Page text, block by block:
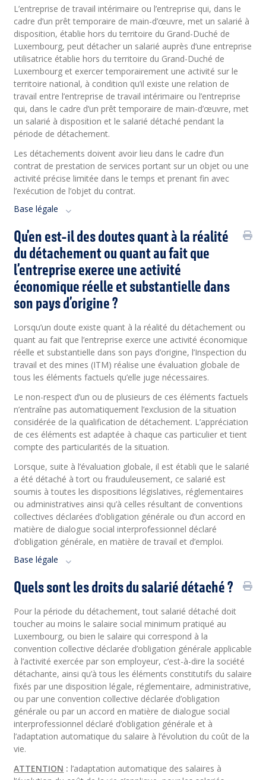
L’entreprise de travail intérimaire ou l’entreprise qui, dans le
cadre d’un prêt temporaire de main-d’œuvre, met un salarié à
disposition, établie hors du territoire du Grand-Duché de
Luxembourg, peut détacher un salarié auprès d’une entreprise
utilisatrice établie hors du territoire du Grand-Duché de
Luxembourg et exercer temporairement une activité sur le
territoire national, à condition qu’il existe une relation de
travail entre l’entreprise de travail intérimaire ou l’entreprise
qui, dans le cadre d’un prêt temporaire de main-d’œuvre, met
un salarié à disposition et le salarié détaché pendant la
période de détachement.
Les détachements doivent avoir lieu dans le cadre d’un
contrat de prestation de services portant sur un objet ou une
activité précise limitée dans le temps et prenant fin avec
l’exécution de l’objet du contrat.
Base légale
Qu’en est-il des doutes quant à la réalité
du détachement ou quant au fait que
l’entreprise exerce une activité
économique réelle et substantielle dans
son pays d’origine ?
Lorsqu’un doute existe quant à la réalité du détachement ou
quant au fait que l’entreprise exerce une activité économique
réelle et substantielle dans son pays d’origine, l’Inspection du
travail et des mines (ITM) réalise une évaluation globale de
tous les éléments factuels qu’elle juge nécessaires.
Le non-respect d’un ou de plusieurs de ces éléments factuels
n’entraîne pas automatiquement l’exclusion de la situation
considérée de la qualification de détachement. L’appréciation
de ces éléments est adaptée à chaque cas particulier et tient
compte des particularités de la situation.
Lorsque, suite à l’évaluation globale, il est établi que le salarié
a été détaché à tort ou frauduleusement, ce salarié est
soumis à toutes les dispositions législatives, réglementaires
ou administratives ainsi qu’à celles résultant de conventions
collectives déclarées d’obligation générale ou d’un accord en
matière de dialogue social interprofessionnel déclaré
d’obligation générale, en matière de travail et d’emploi.
Base légale
Quels sont les droits du salarié détaché ?
Pour la période du détachement, tout salarié détaché doit
toucher au moins le salaire social minimum pratiqué au
Luxembourg, ou bien le salaire qui correspond à la
convention collective déclarée d’obligation générale applicable
à l’activité exercée par son employeur, c’est-à-dire la société
détachante, ainsi qu’à tous les éléments constitutifs du salaire
fixés par une disposition légale, réglementaire, administrative,
ou par une convention collective déclarée d’obligation
générale ou par un accord en matière de dialogue social
interprofessionnel déclaré d’obligation générale et à
l’adaptation automatique du salaire à l’évolution du coût de la
vie.
ATTENTION : l’adaptation automatique des salaires à